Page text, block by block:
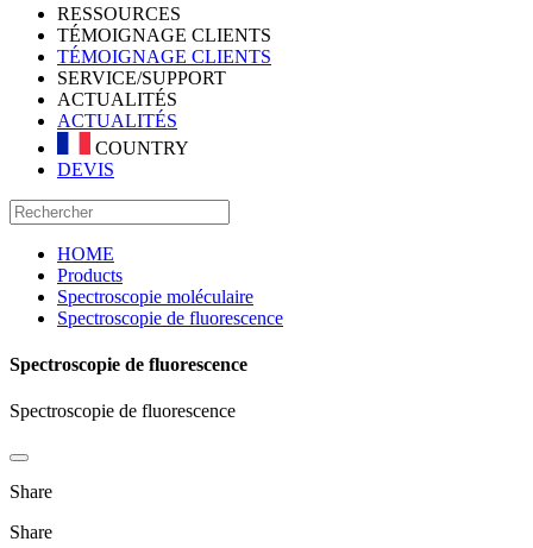
RESSOURCES
TÉMOIGNAGE CLIENTS
TÉMOIGNAGE CLIENTS
SERVICE/SUPPORT
ACTUALITÉS
ACTUALITÉS
COUNTRY
DEVIS
HOME
Products
Spectroscopie moléculaire
Spectroscopie de fluorescence
Spectroscopie de fluorescence
Spectroscopie de fluorescence
Share
Share